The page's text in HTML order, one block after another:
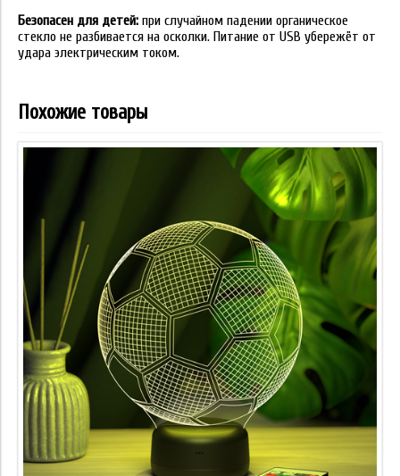
Безопасен для детей: при случайном падении органическое
стекло не разбивается на осколки. Питание от USB убережёт от
удара электрическим током.
Похожие товары